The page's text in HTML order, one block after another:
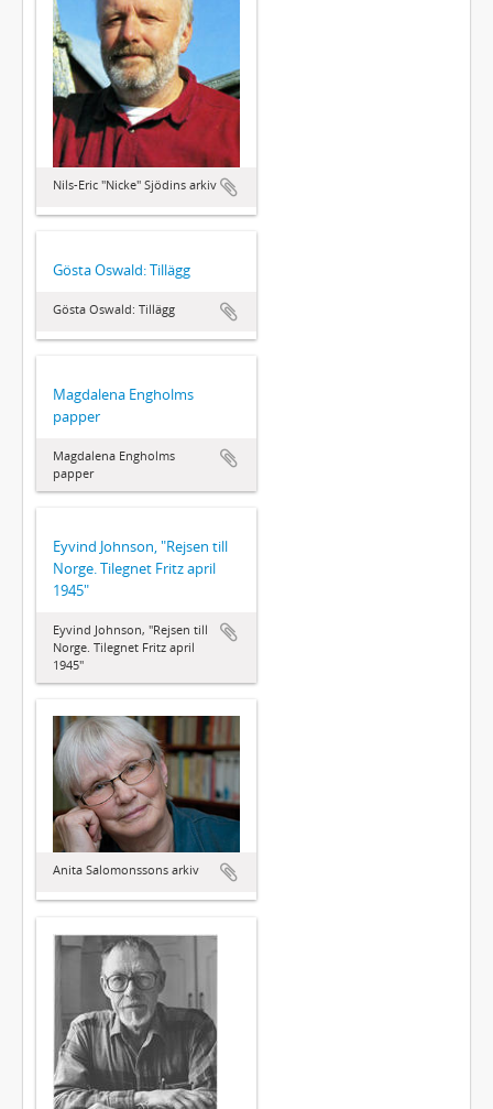
Nils-Eric "Nicke" Sjödins arkiv
Gösta Oswald: Tillägg
Gösta Oswald: Tillägg
Magdalena Engholms
papper
Magdalena Engholms
papper
Eyvind Johnson, "Rejsen till
Norge. Tilegnet Fritz april
1945"
Eyvind Johnson, "Rejsen till
Norge. Tilegnet Fritz april
1945"
Anita Salomonssons arkiv